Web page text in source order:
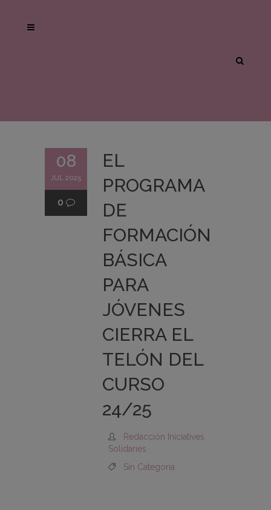
08
JUL 2025
0
EL
PROGRAMA
DE
FORMACIÓN
BÁSICA
PARA
JÓVENES
CIERRA EL
TELÓN DEL
CURSO
24/25
Redacción Iniciatives
Solidaries
Sin Categoría